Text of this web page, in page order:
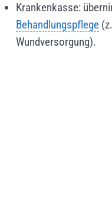
Krankenkasse:
Behandlungspflege
Wundversorgung).